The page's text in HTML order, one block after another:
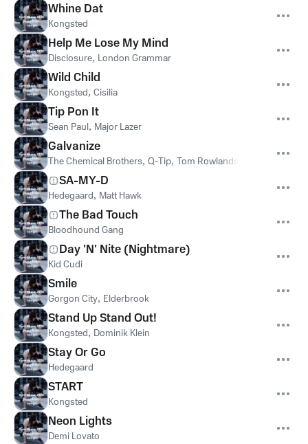
Whine Dat
Kongsted
Help Me Lose My Mind
Disclosure, London Grammar
Wild Child
Kongsted, Cisilia
Tip Pon It
Sean Paul, Major Lazer
Galvanize
The Chemical Brothers, Q-Tip, Tom Rowlands
SA-MY-D
Hedegaard, Matt Hawk
The Bad Touch
Bloodhound Gang
Day 'N' Nite (Nightmare)
Kid Cudi
Smile
Gorgon City, Elderbrook
Stand Up Stand Out!
Kongsted, Dominik Klein
Stay Or Go
Hedegaard
START
Kongsted
Neon Lights
Demi Lovato